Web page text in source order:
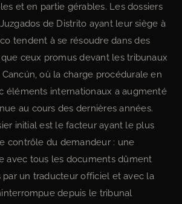
et en partie gérables. Les dossiers
de Distrito ayant leur siège à
tendent à se résoudre dans des
ceux promus devant les tribunaux
où la charge procédurale en
éléments internationaux a augmenté
au cours des dernières années.
initial est le facteur ayant le plus
contrôle du demandeur : une
avec tous les documents dûment
par un traducteur officiel et avec la
depuis le tribunal